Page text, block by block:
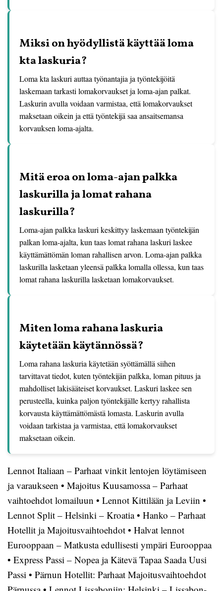
Miksi on hyödyllistä käyttää loma
kta laskuria?
Loma kta laskuri auttaa työnantajia ja työntekijöitä
laskemaan tarkasti lomakorvaukset ja loma-ajan palkat.
Laskurin avulla voidaan varmistaa, että lomakorvaukset
maksetaan oikein ja että työntekijä saa ansaitsemansa
korvauksen loma-ajalta.
Mitä eroa on loma-ajan palkka
laskurilla ja lomat rahana
laskurilla?
Loma-ajan palkka laskuri keskittyy laskemaan työntekijän
palkan loma-ajalta, kun taas lomat rahana laskuri laskee
käyttämättömän loman rahallisen arvon. Loma-ajan palkka
laskurilla lasketaan yleensä palkka lomalla ollessa, kun taas
lomat rahana laskurilla lasketaan lomakorvaukset.
Miten loma rahana laskuria
käytetään käytännössä?
Loma rahana laskuria käytetään syöttämällä siihen
tarvittavat tiedot, kuten työntekijän palkka, loman pituus ja
mahdolliset lakisääteiset korvaukset. Laskuri laskee sen
perusteella, kuinka paljon työntekijälle kertyy rahallista
korvausta käyttämättömästä lomasta. Laskurin avulla
voidaan tarkistaa ja varmistaa, että lomakorvaukset
maksetaan oikein.
Lennot Italiaan – Parhaat vinkit lentojen löytämiseen
ja varaukseen • Majoitus Kuusamossa – Parhaat
vaihtoehdot lomailuun • Lennot Kittilään ja Leviin •
Lennot Split – Helsinki – Kroatia• Hanko – Parhaat
Hotellit ja Majoitusvaihtoehdot • Halvat lennot
Eurooppaan – Matkusta edullisesti ympäri Eurooppaa
• Express Passi – Nopea ja Kätevä Tapaa Saada Uusi
Passi • Pärnun Hotellit: Parhaat Majoitusvaihtoehdot